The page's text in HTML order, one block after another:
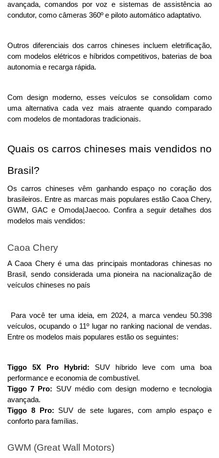
avançada, comandos por voz e sistemas de assistência ao
condutor, como câmeras 360º e piloto automático adaptativo.
Outros diferenciais dos carros chineses incluem eletrificação,
com modelos elétricos e híbridos competitivos, baterias de boa
autonomia e recarga rápida.
Com design moderno, esses veículos se consolidam como
uma alternativa cada vez mais atraente quando comparado
com modelos de montadoras tradicionais.
Quais os carros chineses mais vendidos no
Brasil?
Os carros chineses vêm ganhando espaço no coração dos
brasileiros. Entre as marcas mais populares estão Caoa Chery,
GWM, GAC e Omoda|Jaecoo. Confira a seguir detalhes dos
modelos mais vendidos:
Caoa Chery
A Caoa Chery é uma das principais montadoras chinesas no
Brasil, sendo considerada uma pioneira na nacionalização de
veículos chineses no país
Para você ter uma ideia, em 2024, a marca vendeu 50.398
veículos, ocupando o 11º lugar no ranking nacional de vendas.
Entre os modelos mais populares estão os seguintes:
Tiggo 5X Pro Hybrid: SUV híbrido leve com uma boa
performance e economia de combustível.
Tiggo 7 Pro: SUV médio com design moderno e tecnologia
avançada.
Tiggo 8 Pro: SUV de sete lugares, com amplo espaço e
conforto para famílias.
GWM (Great Wall Motors)